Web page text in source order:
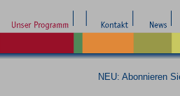
NEU: Abonnieren